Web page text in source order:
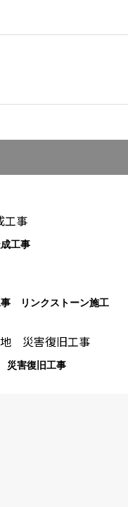
工事
リンクストーン施工
害復旧工事